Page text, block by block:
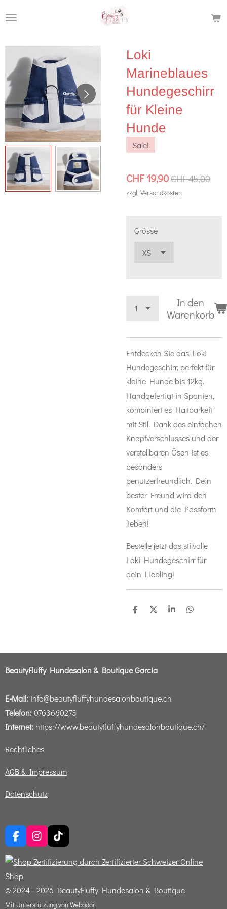
Loki
Marineblaues
Hundegeschirr
für Kleine
Hunde
Sale!
CHF 19,90CHF 45,00
zzgl. Versandkosten
Grösse
In den
Warenkorb
Entdecken Sie das Loki
Hundegeschirr, perfekt für
kleine Hunde bis 12kg.
Handgefertigt in Spanien,
kombiniert es Haltbarkeit
mit Stil. Dank des einfachen
Knopfverschlusses und der
verstellbaren Ösen ist es
besonders
benutzerfreundlich. Dein
bester Freund wird den
Komfort und die Passform
lieben!
Bestelle jetzt das stilvolle
Loki Hundegeschirr für
dein Liebling!
T
n
T
n
T
n
T
n
BeautyFluffy Hundesalon & Boutique Garcia
E-Mail: info@beautyfluffyhundesalonboutique.ch
Telefon:0763660273
Internet: https://www.beautyfluffyhundesalonboutique.ch/
Rechtliches
AGB & Impressum
Datenschutz
F
a
c
e
b
o
I
n
s
t
g
T
i
k
T
k
© 2024 - 2026 BeautyFluffy Hundesalon & Boutique
Mit Unterstützung vonWebador